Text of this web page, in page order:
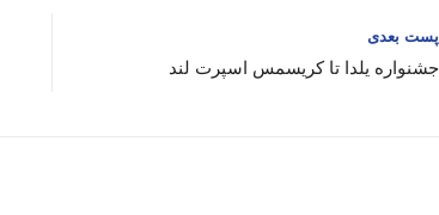
پست بعدی
جشنواره یلدا تا کریسمس اسپرت لند